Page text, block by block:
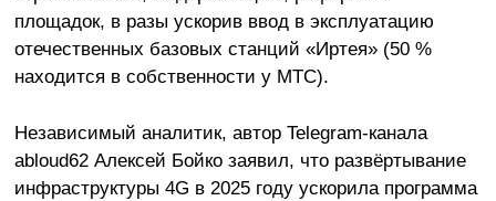
площадок, в разы ускорив ввод в эксплуатацию
отечественных базовых станций «Иртея» (50 %
находится в собственности у МТС).
Независимый аналитик, автор Telegram-канала
abloud62 Алексей Бойко заявил, что развёртывание
инфраструктуры 4G в 2025 году ускорила программа